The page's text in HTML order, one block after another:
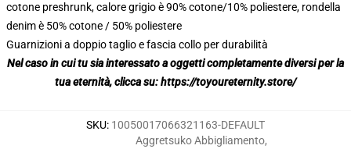
cotone preshrunk, calore grigio è 90% cotone/10% poliestere, rondella
denim è 50% cotone / 50% poliestere
Guarnizioni a doppio taglio e fascia collo per durabilità
Nel caso in cui tu sia interessato a oggetti completamente diversi per la
tua eternità, clicca su:https://toyoureternity.store/
SKU: 10050017066321163-DEFAULT
Aggretsuko Abbigliamento,